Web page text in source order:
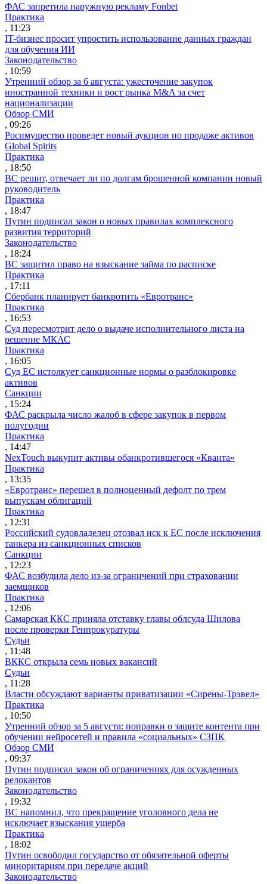
ФАС запретила наружную рекламу Fonbet
Практика
, 11:23
IT-бизнес просит упростить использование данных граждан
для обучения ИИ
Законодательство
, 10:59
Утренний обзор за 6 августа: ужесточение закупок
иностранной техники и рост рынка M&A за счет
национализации
Обзор СМИ
, 09:26
Росимущество проведет новый аукцион по продаже активов
Global Spirits
Практика
, 18:50
ВС решит, отвечает ли по долгам брошенной компании новый
руководитель
Практика
, 18:47
Путин подписал закон о новых правилах комплексного
развития территорий
Законодательство
, 18:24
ВС защитил право на взыскание займа по расписке
Практика
, 17:11
Сбербанк планирует банкротить «Евротранс»
Практика
, 16:53
Суд пересмотрит дело о выдаче исполнительного листа на
решение МКАС
Практика
, 16:05
Суд ЕС истолкует санкционные нормы о разблокировке
активов
Санкции
, 15:24
ФАС раскрыла число жалоб в сфере закупок в первом
полугодии
Практика
, 14:47
NexTouch выкупит активы обанкротившегося «Кванта»
Практика
, 13:35
«Евротранс» перешел в полноценный дефолт по трем
выпускам облигаций
Практика
, 12:31
Российский судовладелец отозвал иск к ЕС после исключения
танкера из санкционных списков
Санкции
, 12:23
ФАС возбудила дело из-за ограничений при страховании
заемщиков
Практика
, 12:06
Самарская ККС приняла отставку главы облсуда Шилова
после проверки Генпрокуратуры
Судьи
, 11:48
ВККС открыла семь новых вакансий
Судьи
, 11:28
Власти обсуждают варианты приватизации «Сирены-Трэвел»
Практика
, 10:50
Утренний обзор за 5 августа: поправки о защите контента при
обучении нейросетей и правила «социальных» СЗПК
Обзор СМИ
, 09:37
Путин подписал закон об ограничениях для осужденных
релокантов
Законодательство
, 19:32
ВС напомнил, что прекращение уголовного дела не
исключает взыскания ущерба
Практика
, 18:02
Путин освободил государство от обязательной оферты
миноритариям при передаче акций
Законодательство